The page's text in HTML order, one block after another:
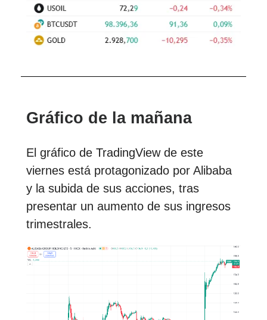
Gráfico de la mañana
El gráfico de TradingView de este
viernes está protagonizado por Alibaba
y la subida de sus acciones, tras
presentar un aumento de sus ingresos
trimestrales.